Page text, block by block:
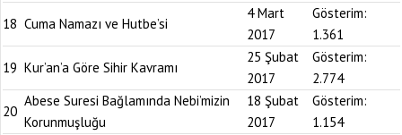
18 Cuma Namazı ve Hutbe’si
4 Mart
2017
Gösterim:
1.361
19 Kur’an’a Göre Sihir Kavramı
25 Şubat
2017
Gösterim:
2.774
20
Abese Suresi Bağlamında Nebi’mizin
Korunmuşluğu
18 Şubat
2017
Gösterim:
1.154